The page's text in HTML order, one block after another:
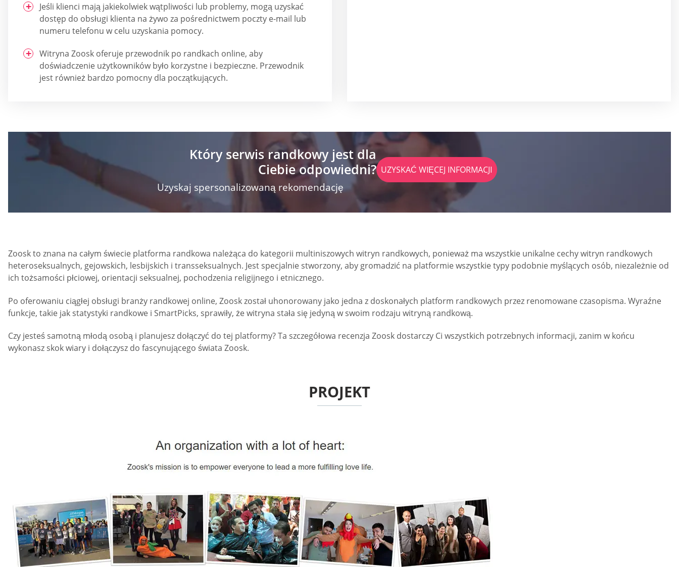
Jeśli klienci mają jakiekolwiek wątpliwości lub problemy, mogą uzyskać
dostęp do obsługi klienta na żywo za pośrednictwem poczty e-mail lub
numeru telefonu w celu uzyskania pomocy.
Witryna Zoosk oferuje przewodnik po randkach online, aby
doświadczenie użytkowników było korzystne i bezpieczne. Przewodnik
jest również bardzo pomocny dla początkujących.
Który serwis randkowy jest dla
Ciebie odpowiedni?
Uzyskaj spersonalizowaną rekomendację
UZYSKAĆ WIĘCEJ INFORMACJI
Zoosk to znana na całym świecie platforma randkowa należąca do kategorii multiniszowych witryn randkowych, ponieważ ma wszystkie unikalne cechy witryn randkowych
heteroseksualnych, gejowskich, lesbijskich i transseksualnych. Jest specjalnie stworzony, aby gromadzić na platformie wszystkie typy podobnie myślących osób, niezależnie od
ich tożsamości płciowej, orientacji seksualnej, pochodzenia religijnego i etnicznego.
Po oferowaniu ciągłej obsługi branży randkowej online, Zoosk został uhonorowany jako jedna z doskonałych platform randkowych przez renomowane czasopisma. Wyraźne
funkcje, takie jak statystyki randkowe i SmartPicks, sprawiły, że witryna stała się jedyną w swoim rodzaju witryną randkową.
Czy jesteś samotną młodą osobą i planujesz dołączyć do tej platformy? Ta szczegółowa recenzja Zoosk dostarczy Ci wszystkich potrzebnych informacji, zanim w końcu
wykonasz skok wiary i dołączysz do fascynującego świata Zoosk.
PROJEKT